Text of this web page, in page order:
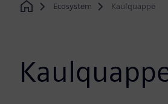
Home
Ecosystem Kaulquappe